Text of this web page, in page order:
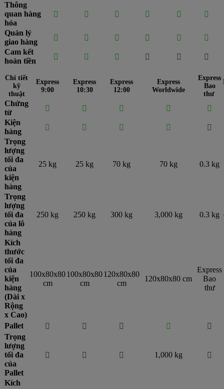
Thông
quan hàng
hóa
     
Quản lý
giao hàng
    

Cam kết
hoàn tiền
     
Chi tiết
kỹ
thuật
Express
9:00
Express
10:30
Express
12:00
Express
Worldwide
Express
Bao
thư
Chứng
từ
   

Kiện
hàng
   

Trọng
lượng
tối đa
của
kiện
hàng
25 kg 25 kg 70 kg 70 kg 0.3 kg
Trọng
lượng
tối đa
của lô
hàng
250 kg 250 kg 300 kg 3,000 kg 0.3 kg
Kích
thước
tối đa
của
kiện
hàng
(Dài x
Rộng
x Cao)
100x80x80
cm
100x80x80
cm
120x80x80
cm
120x80x80 cm
Express
Bao
thư
Pallet    

Trọng
lượng
tối đa
của
Pallet
   1,000 kg 
Kích